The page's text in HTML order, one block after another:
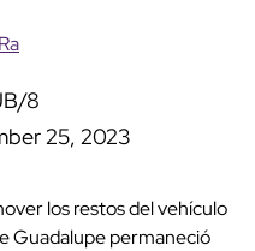
8
25, 2023
los restos del vehículo
Guadalupe permaneció